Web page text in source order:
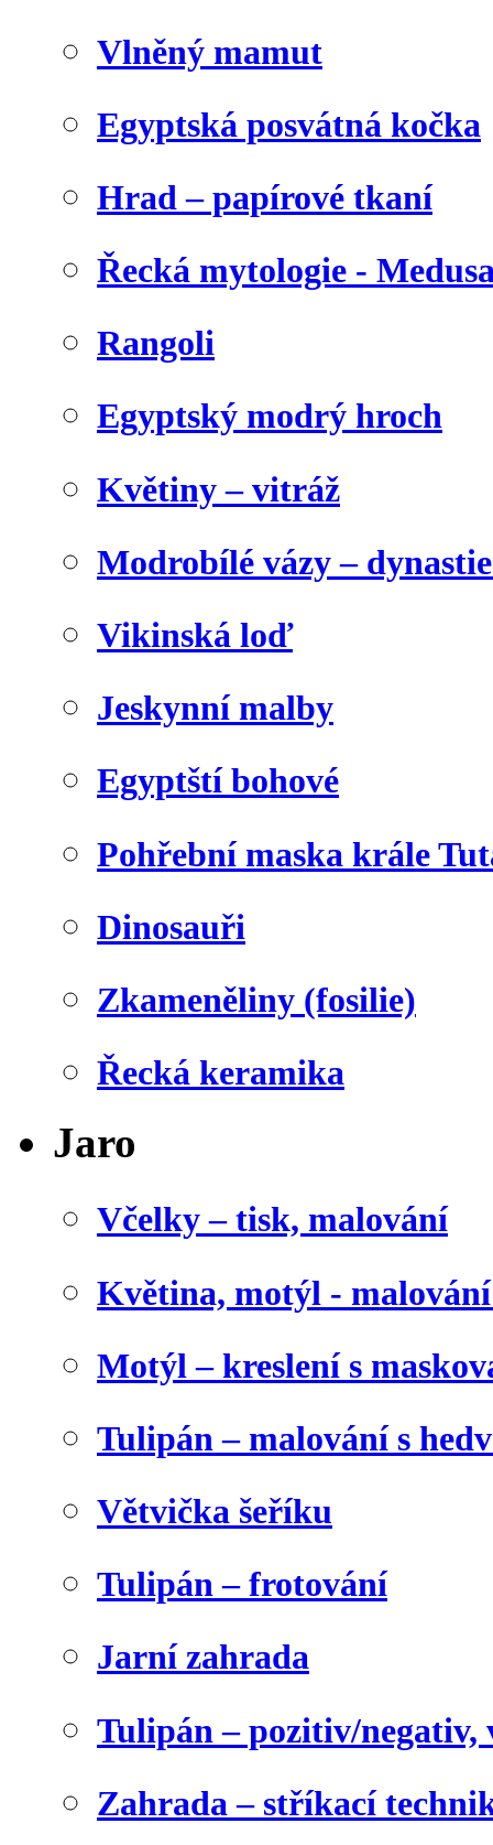
Vlněný mamut
Egyptská posvátná kočka
Hrad – papírové tkaní
Řecká mytologie -
Rangoli
Egyptský modrý hroch
Květiny – vitráž
Modrobílé vázy –
Vikinská loď
Jeskynní malby
Egyptští bohové
Pohřební maska krále
Dinosauři
Zkameněliny (fosilie)
Řecká keramika
Jaro
Včelky – tisk, malování
Květina, motýl -
Motýl – kreslení s
Tulipán – malování s
Větvička šeříku
Tulipán – frotování
Jarní zahrada
Tulipán – pozitiv/negativ,
Zahrada – stříkací